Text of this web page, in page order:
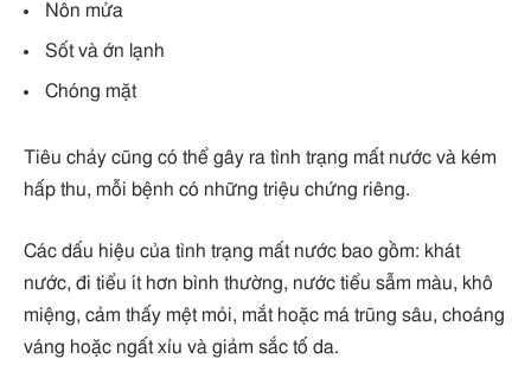
Nôn mửa
Sốt và ớn lạnh
Chóng mặt
Tiêu chảy cũng có thể gây ra tình trạng mất nước và kém
hấp thu, mỗi bệnh có những triệu chứng riêng.
Các dấu hiệu của tình trạng mất nước bao gồm: khát
nước, đi tiểu ít hơn bình thường, nước tiểu sẫm màu, khô
miệng, cảm thấy mệt mỏi, mắt hoặc má trũng sâu, choáng
váng hoặc ngất xỉu và giảm sắc tố da.